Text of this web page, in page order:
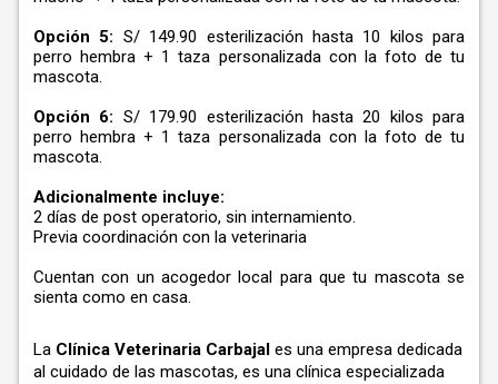
Opción 5: S/ 149.90 esterilización hasta 10 kilos para
perro hembra + 1 taza personalizada con la foto de tu
mascota.
Opción 6: S/ 179.90 esterilización hasta 20 kilos para
perro hembra + 1 taza personalizada con la foto de tu
mascota.
Adicionalmente incluye:
2 días de post operatorio, sin internamiento.
Previa coordinación con la veterinaria
Cuentan con un acogedor local para que tu mascota se
sienta como en casa.
La Clínica Veterinaria Carbajal es una empresa dedicada
al cuidado de las mascotas, es una clínica especializada